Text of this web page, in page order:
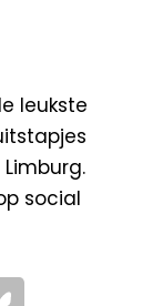
leukste
social